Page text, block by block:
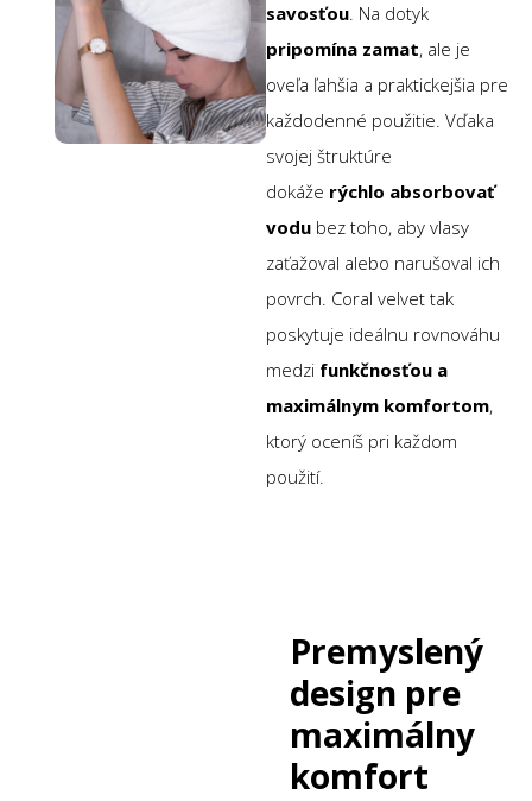
savosťou. Na dotyk
pripomína zamat, ale je
oveľa ľahšia a praktickejšia pre
každodenné použitie. Vďaka
svojej štruktúre
dokáže rýchlo absorbovať
vodu bez toho, aby vlasy
zaťažoval alebo narušoval ich
povrch. Coral velvet tak
poskytuje ideálnu rovnováhu
medzi funkčnosťou a
maximálnym komfortom,
ktorý oceníš pri každom
použití.
Premyslený
design pre
maximálny
komfort